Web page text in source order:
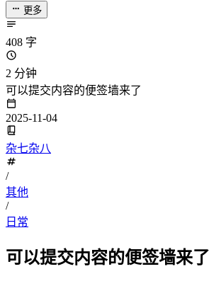
更多
408 字
2 分钟
可以提交内容的便签墙来了
2025-11-04
杂七杂八
/
其他
/
日常
可以提交内容的便签墙来了